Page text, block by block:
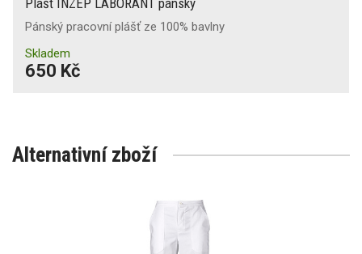
Pánský pracovní plášť ze 100% bavlny
Skladem
650 Kč
Alternativní zboží